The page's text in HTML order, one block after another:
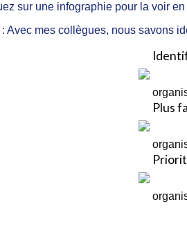
sur une infographie pour la voir
Avec mes collègues, nous savons
Plus